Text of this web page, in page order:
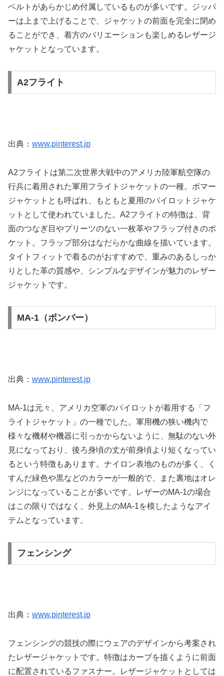
ベルトがあらかじめ付属しているものが多いです。ジッパ
ーは上まで上げることで、ジャケットの前面を完全に閉め
ることができ、着方のバリエーションも楽しめるレザージ
ャケットとなっています。
A2フライト
出典： www.pinterest.jp
A2フライトは第二次世界大戦中のアメリカ陸軍航空隊の
行兵に着用された軍用フライトジャケットの一種。ボマー
ジャケットとも呼ばれ、もともと夏用のパイロットジャケ
ットとして使われていました。A2フライトの特徴は、背
面のつなぎ目やプリーツのない一枚革やフラップ付きのポ
ケット。フラップ部分はなだらかな曲線を描いています。
タイトフィットで着るのがおすすめで、重みのあるしっか
りとした革の質感や、シンプルなデザインが魅力のレザー
ジャケットです。
MA-1（ボンバー）
出典： www.pinterest.jp
MA-1は元々、アメリカ空軍のパイロットが着用する「フ
ライトジャケット」の一種でした。軍用機の狭い機内で
様々な機材や機器に引っかからないように、無駄のない外
見になっており、後ろ身頃の丈が前身頃より短くなってい
るという特徴もあります。ナイロン表地のものが多く、く
すんだ緑色や黒などのカラーが一般的で、また裏地はオレ
ンジになっていることが多いです。レザーのMA-1の場合
はこの限りではなく、外見上のMA-1を模したようなアイ
テムとなっています。
フェンシング
出典： www.pinterest.jp
フェンシングの競技の際にウェアのデザインから考案され
たレザージャケットです。特徴はカーブを描くように前面
に配置されているファスナー。レザージャケットとしては